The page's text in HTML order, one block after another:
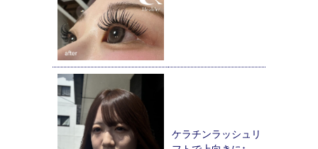
ケラチンラッシュリ